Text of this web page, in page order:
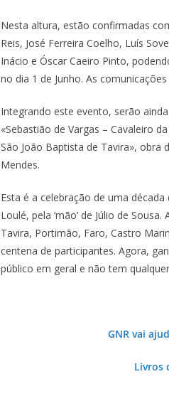
Nesta altura, estão confirmadas
Reis, José Ferreira Coelho, Luís
Inácio e Óscar Caeiro Pinto,
no dia 1 de Junho. As
Integrando este evento, serão
«Sebastião de Vargas – Cavaleiro
São João Baptista de Tavira», obra
Mendes.
Esta é a celebração de uma
Loulé, pela ‘mão’ de Júlio de
Tavira, Portimão, Faro, Castro
centena de participantes. Agora,
público em geral e não tem
GNR vai
Livros